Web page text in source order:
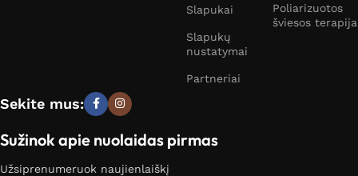
Slapukai
Slapukų
nustatymai
Partneriai
Poliarizuotos
šviesos terapija
Sekite mus:
Sužinok apie nuolaidas pirmas
Užsiprenumeruok naujienlaiškį